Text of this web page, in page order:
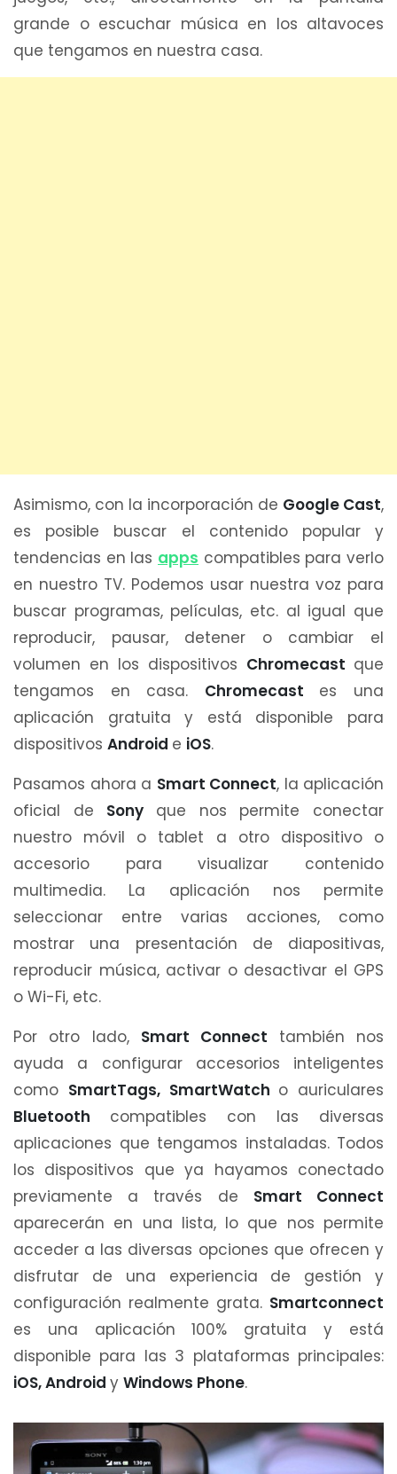
grande o escuchar música en los altavoces
que tengamos en nuestra casa.
Asimismo, con la incorporación de Google Cast,
es posible buscar el contenido popular y
tendencias en las apps compatibles para verlo
en nuestro TV. Podemos usar nuestra voz para
buscar programas, películas, etc. al igual que
reproducir, pausar, detener o cambiar el
volumen en los dispositivos Chromecast que
tengamos en casa. Chromecast es una
aplicación gratuita y está disponible para
dispositivos Android e iOS.
Pasamos ahora a Smart Connect, la aplicación
oficial de Sony que nos permite conectar
nuestro móvil o tablet a otro dispositivo o
accesorio para visualizar contenido
multimedia. La aplicación nos permite
seleccionar entre varias acciones, como
mostrar una presentación de diapositivas,
reproducir música, activar o desactivar el GPS
o Wi-Fi, etc.
Por otro lado, Smart Connect también nos
ayuda a configurar accesorios inteligentes
como SmartTags, SmartWatch o auriculares
Bluetooth compatibles con las diversas
aplicaciones que tengamos instaladas. Todos
los dispositivos que ya hayamos conectado
previamente a través de Smart Connect
aparecerán en una lista, lo que nos permite
acceder a las diversas opciones que ofrecen y
disfrutar de una experiencia de gestión y
configuración realmente grata. Smartconnect
es una aplicación 100% gratuita y está
disponible para las 3 plataformas principales:
iOS, Android y Windows Phone.